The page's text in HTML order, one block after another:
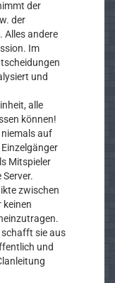
der
der
Alles andere
Im
und
alle
können!
auf
Mitspieler
zwischen
keinen
sie aus
und